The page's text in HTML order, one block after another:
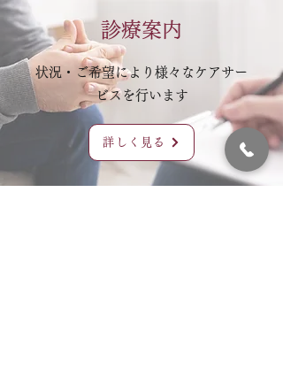
診療案内
状況・ご希望により様々なケアサー
ビスを行います
詳しく見る